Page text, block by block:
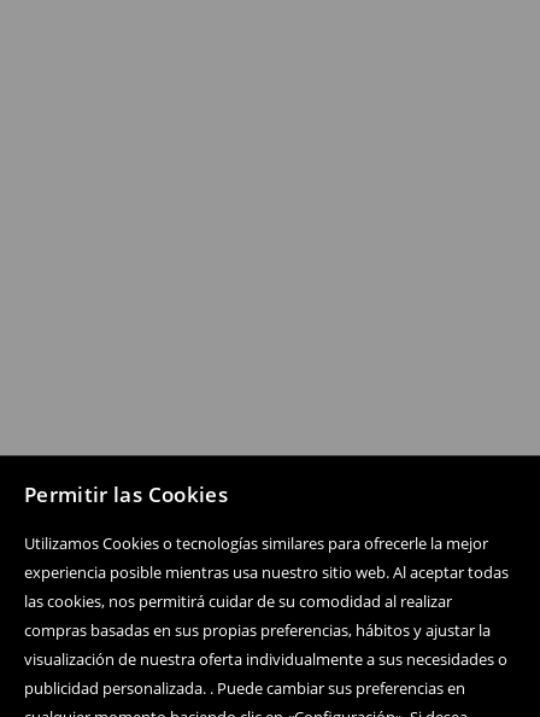
Permitir las Cookies
Utilizamos Cookies o tecnologías similares para ofrecerle la mejor
experiencia posible mientras usa nuestro sitio web. Al aceptar todas
las cookies, nos permitirá cuidar de su comodidad al realizar
compras basadas en sus propias preferencias, hábitos y ajustar la
visualización de nuestra oferta individualmente a sus necesidades o
publicidad personalizada. . Puede cambiar sus preferencias en